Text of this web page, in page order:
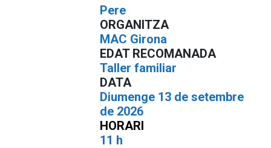
Pere
ORGANITZA
MAC Girona
EDAT RECOMANADA
Taller familiar
DATA
Diumenge 13 de setembre
de 2026
HORARI
11 h